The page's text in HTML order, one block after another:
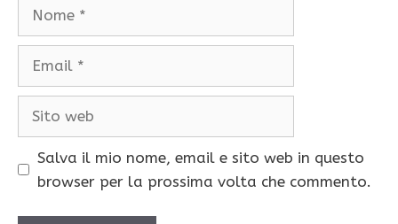
Salva il mio nome, email e sito web in questo
browser per la prossima volta che commento.